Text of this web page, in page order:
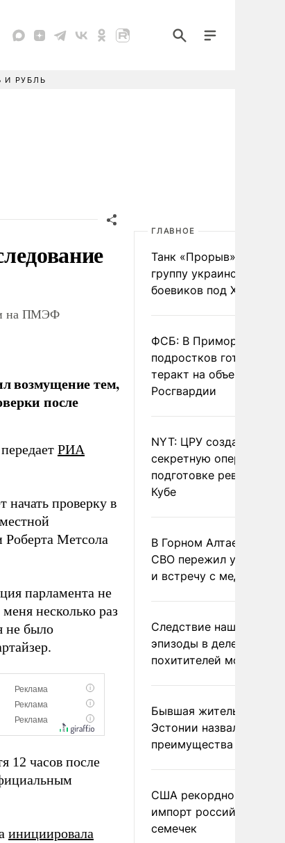
И РУБЛЬ
на ПМЭФ
возмущение тем,
после
РИА
проверку в
Роберта Метсола
парламента не
несколько раз
не было
12 часов после
инициировала
ГЛАВНОЕ
Танк «Прорыв»
группу украинских
боевиков под
ФСБ: В Приморье трое
подростков готовили
теракт на объекте
Росгвардии
NYT: ЦРУ создало
секретную опергруппу
подготовке революции
Кубе
В Горном Алтае
СВО пережил удар
и встречу с медведем
Следствие нашло
эпизоды в деле
похитителей москвичек
Бывшая жительница
Эстонии назвала
преимущества России
США рекордно
импорт российских
семечек